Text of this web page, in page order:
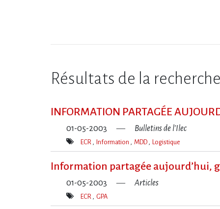
Résultats de la recherche
INFORMATION PARTAGÉE
01-05-2003 Bulletins de l'Ilec
Mot(s)-
ECR Information MDD Logistique
Information partagée aujourd’hui,
01-05-2003 Articles
Mot(s)-
ECR GPA